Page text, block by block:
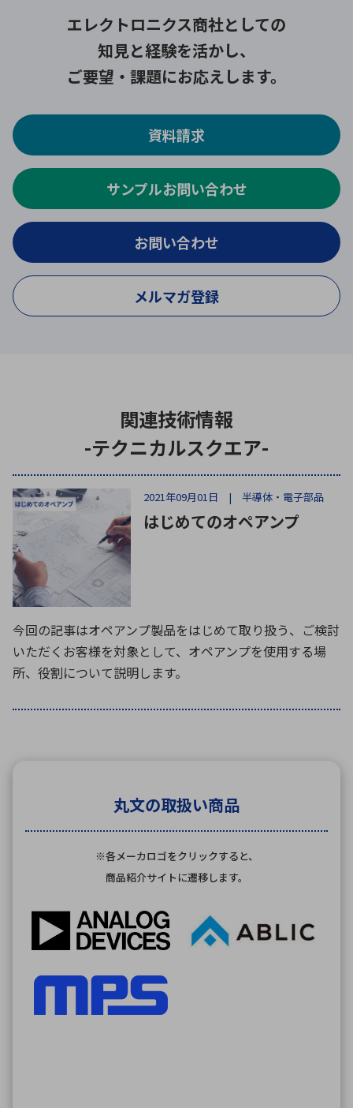
エレクトロニクス商社としての
知見と経験を活かし、
ご要望・課題にお応えします。
資料請求
サンプルお問い合わせ
お問い合わせ
メルマガ登録
関連技術情報
-テクニカルスクエア-
2021年09月01日 | 半導体・電子部品
はじめてのオペアンプ
今回の記事はオペアンプ製品をはじめて取り扱う、ご検討
いただくお客様を対象として、オペアンプを使用する場
所、役割について説明します。
丸文の取扱い商品
※各メーカロゴをクリックすると、
商品紹介サイトに遷移します。